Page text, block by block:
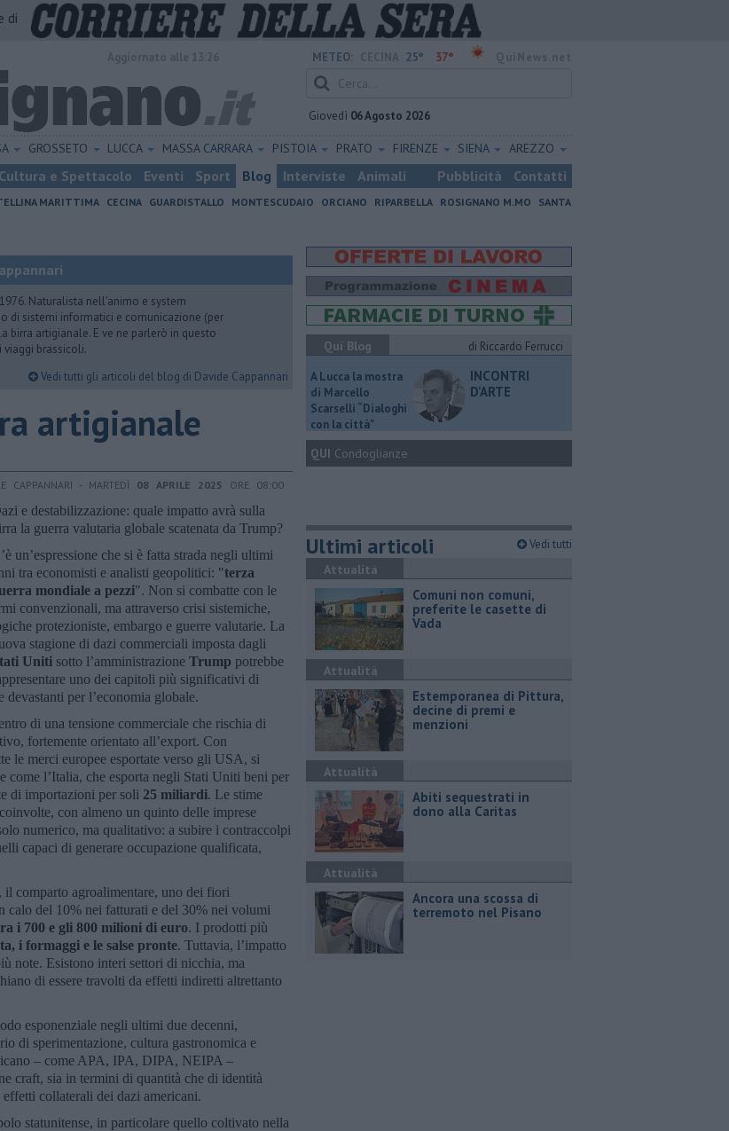
di
METEO: 25° 37°
Giovedì 06 Agosto 2026
GROSSETO LUCCA MASSA CARRARA PISTOIA PRATO FIRENZE SIENA AREZZO
Cultura e Spettacolo Eventi Sport Blog Interviste Animali Pubblicità Contatti
MARITTIMA CECINA GUARDISTALLO MONTESCUDAIO ORCIANO RIPARBELLA ROSIGNANO M.MO
SANTA
Naturalista nell’animo e system
di sistemi informatici e comunicazione (per
birra artigianale. E ve ne parlerò in questo
viaggi brassicoli.
Vedi tutti gli articoli del blog di Davide Cappannari
artigianale
CAPPANNARI - MARTEDÌ 08 APRILE 2025 ORE 08:00
e destabilizzazione: quale impatto avrà sulla
la guerra valutaria globale scatenata da Trump?
un’espressione che si è fatta strada negli ultimi
tra economisti e analisti geopolitici: "terza
mondiale a pezzi". Non si combatte con le
convenzionali, ma attraverso crisi sistemiche,
protezioniste, embargo e guerre valutarie. La
stagione di dazi commerciali imposta dagli
Uniti sotto l’amministrazione Trump potrebbe
uno dei capitoli più significativi di
per l’economia globale.
di una tensione commerciale che rischia di
fortemente orientato all’export. Con
le merci europee esportate verso gli USA, si
come l’Italia, che esporta negli Stati Uniti beni per
di importazioni per soli 25 miliardi. Le stime
con almeno un quinto delle imprese
numerico, ma qualitativo: a subire i contraccolpi
capaci di generare occupazione qualificata,
comparto agroalimentare, uno dei fiori
calo del 10% nei fatturati e del 30% nei volumi
i 700 e gli 800 milioni di euro. I prodotti più
i formaggi e le salse pronte. Tuttavia, l’impatto
note. Esistono interi settori di nicchia, ma
di essere travolti da effetti indiretti altrettanto
esponenziale negli ultimi due decenni,
di sperimentazione, cultura gastronomica e
– come APA, IPA, DIPA, NEIPA –
craft, sia in termini di quantità che di identità
collaterali dei dazi americani.
statunitense, in particolare quello coltivato nella
Qui Blog
di Riccardo Ferrucci
A Lucca la mostra
di Marcello
Scarselli “Dialoghi
con la città"
INCONTRI
D'ARTE
QUI Condoglianze
Ultimi articoli Vedi tutti
Attualità
Comuni non comuni,
preferite le casette di
Vada
Attualità
Estemporanea di Pittura,
decine di premi e
menzioni
Attualità
Abiti sequestrati in
dono alla Caritas
Attualità
Ancora una scossa di
terremoto nel Pisano